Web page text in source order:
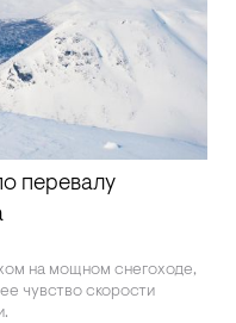
перевалу
на мощном снегоходе,
чувство скорости